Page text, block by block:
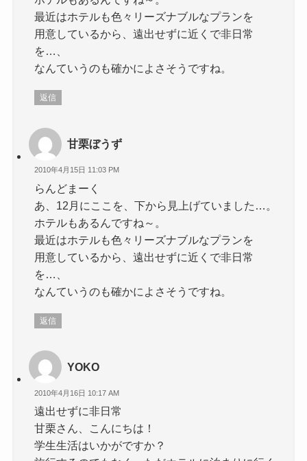
最近はホテルも色々リーズナブルなプランを
用意しているから、遠出せずに近くで非日常
を…、
なんていうのも確かによさそうですね。
返信
甘栗ぼうず
2010年4月15日 11:03 PM
らんどまーく
あ、12月にここを、下から見上げていました…。
ホテルもあるんですね～。
最近はホテルも色々リーズナブルなプランを
用意しているから、遠出せずに近くで非日常
を…、
なんていうのも確かによさそうですね。
返信
YOKO
2010年4月16日 10:17 AM
遠出せずに非日常
甘栗さん、こんにちは！
学生生活はいかがですか？